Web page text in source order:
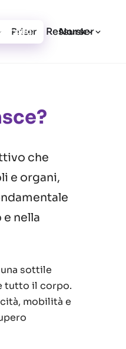
Priser Ressurser
deg Norsk
che
e organi,
nella
sottile
tutto il corpo.
mobilità e